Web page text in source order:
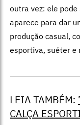
outra vez: ele
aparece para dar
produção casual,
esportiva, suéter e
LEIA TAMBÉM:
CALÇA